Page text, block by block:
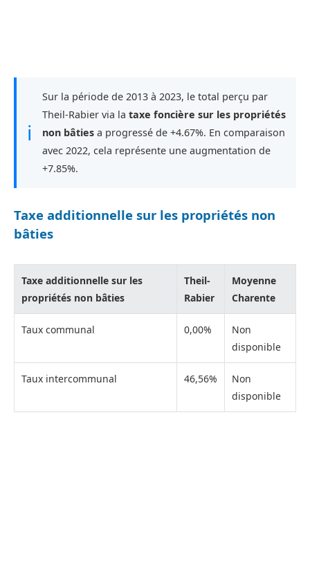
ℹ
Sur la période de 2013 à 2023, le total perçu par
Theil-Rabier via la taxe foncière sur les propriétés
non bâties a progressé de +4.67%. En comparaison
avec 2022, cela représente une augmentation de
+7.85%.
Taxe additionnelle sur les propriétés non
bâties
Taxe additionnelle sur les
propriétés non bâties
Theil-
Rabier
Moyenne
Charente
Taux communal 0,00%
Non
disponible
Taux intercommunal 46,56%
Non
disponible